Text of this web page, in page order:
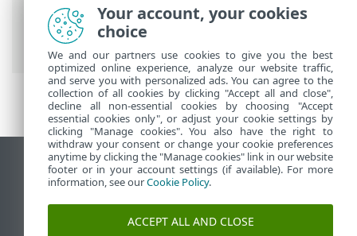
Zaščite >HIPS – Sistem za
preprečevanje vdorov v gostitelju
Napredne nastavitve HIPS
Prikaz mesta na namizju
End of Life
Zbirka znanja družbe ESET
Forum družbe ESET
Your account, your cookies
choice
We and our partners use cookies to give you the best
optimized online experience, analyze our website traffic,
and serve you with personalized ads. You can agree to the
collection of all cookies by clicking "Accept all and close",
decline all non-essential cookies by choosing "Accept
essential cookies only", or adjust your cookie settings by
clicking "Manage cookies". You also have the right to
withdraw your consent or change your cookie preferences
anytime by clicking the "Manage cookies" link in our website
footer or in your account settings (if available). For more
information, see ourCookie Policy.
ACCEPT ALL AND CLOSE